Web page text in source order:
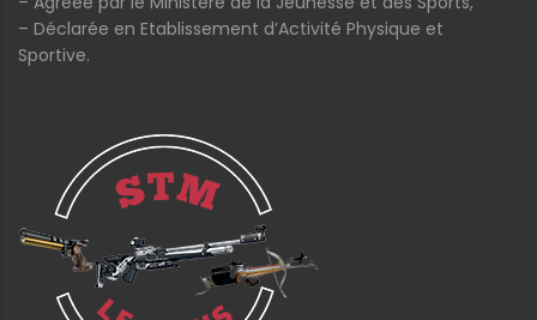
– Déclarée en Etablissement d’Activité Physique et
Sportive.